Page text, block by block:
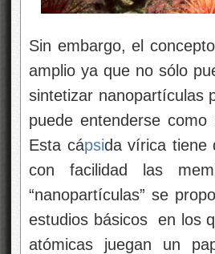
Sin embargo, el
amplio ya que no sólo
sintetizar nanopartículas
puede entenderse
Esta cápsida vírica tiene
con facilidad las
“nanopartículas” se
estudios básicos en los
atómicas juegan un